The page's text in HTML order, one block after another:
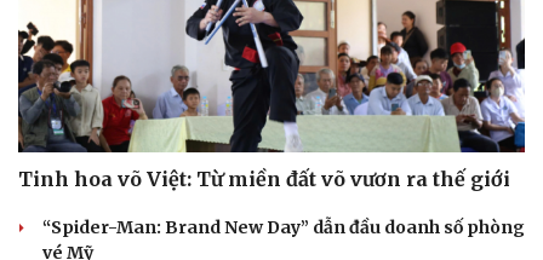
Sản phụ khoa
Nhi khoa
Nam khoa
Làm đẹp - giảm cân
Phòng mạch online
Ăn sạch sống khỏe
Tình yêu - Gia đình
Tinh hoa võ Việt: Từ miền đất võ vươn ra thế giới
“Spider-Man: Brand New Day” dẫn đầu doanh số phòng
vé Mỹ